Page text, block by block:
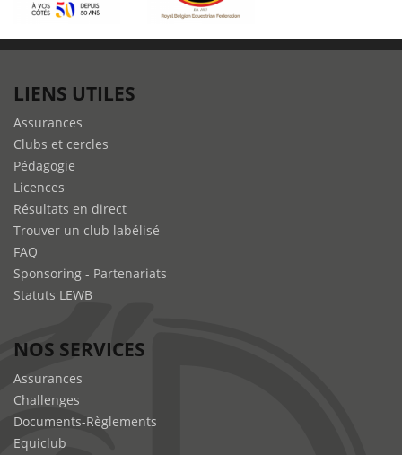
à
LIENS UTILES
Assurances
Clubs et cercles
Pédagogie
Licences
Résultats en direct
Trouver un club labélisé
FAQ
Sponsoring - Partenariats
Statuts LEWB
NOS SERVICES
Assurances
Challenges
Documents-Règlements
Equiclub